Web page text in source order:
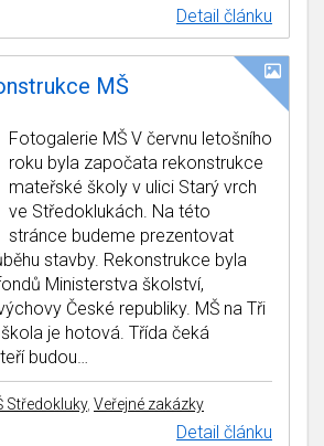
Detail článku
MŠ
Fotogalerie MŠ V červnu letošního
roku byla započata rekonstrukce
mateřské školy v ulici Starý vrch
ve Středoklukách. Na této
stránce budeme prezentovat
stavby. Rekonstrukce byla
Ministerstva školství,
České republiky. MŠ na Tři
je hotová. Třída čeká
budou…
Středokluky, Veřejné zakázky
Detail článku